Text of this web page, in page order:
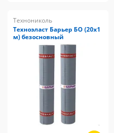
Технониколь
Техноэласт Барьер БО (20х1
м) безосновный